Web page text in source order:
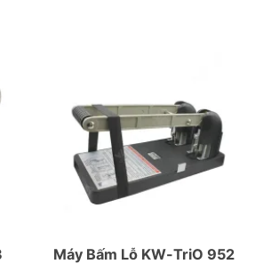
Máy Bấm Lỗ KW-TriO 952